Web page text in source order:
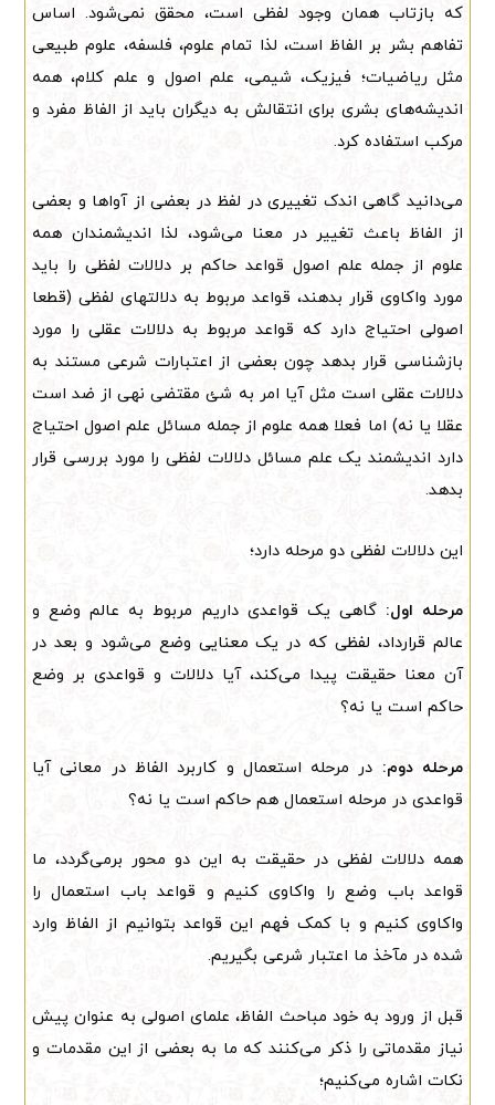
که بازتاب همان وجود لفظی است، محقق نمی‌شود. اساس
تفاهم بشر بر الفاظ است، لذا تمام علوم، فلسفه، علوم طبیعی
مثل ریاضیات؛ فیزیک، شیمی، علم اصول و علم کلام، همه
اندیشه‌های بشری برای انتقالش به دیگران باید از الفاظ مفرد و
مرکب استفاده کرد.
می‌دانید گاهی اندک تغییری در لفظ در بعضی از آواها و بعضی
از الفاظ باعث تغییر در معنا می‌شود، لذا اندیشمندان همه
علوم از جمله علم اصول قواعد حاکم بر دلالات لفظی را باید
مورد واکاوی قرار بدهند، قواعد مربوط به دلالتهای لفظی (قطعا
اصولی احتیاج دارد که قواعد مربوط به دلالات عقلی را مورد
بازشناسی قرار بدهد چون بعضی از اعتبارات شرعی مستند به
دلالات عقلی است مثل آیا امر به شئ مقتضی نهی از ضد است
عقلا یا نه) اما فعلا همه علوم از جمله مسائل علم اصول احتیاج
دارد اندیشمند یک علم مسائل دلالات لفظی را مورد بررسی قرار
بدهد.
این دلالات لفظی دو مرحله دارد؛
مرحله اول: گاهی یک قواعدی داریم مربوط به عالم وضع و
عالم قرارداد، لفظی که در یک معنایی وضع می‌شود و بعد در
آن معنا حقیقت پیدا می‌کند، آیا دلالات و قواعدی بر وضع
حاکم است یا نه؟
مرحله دوم: در مرحله استعمال و کاربرد الفاظ در معانی آیا
قواعدی در مرحله استعمال هم حاکم است یا نه؟
همه دلالات لفظی در حقیقت به این دو محور برمی‌گردد، ما
قواعد باب وضع را واکاوی کنیم و قواعد باب استعمال را
واکاوی کنیم و با کمک فهم این قواعد بتوانیم از الفاظ وارد
شده در مآخذ ما اعتبار شرعی بگیریم.
قبل از ورود به خود مباحث الفاظ، علمای اصولی به عنوان پیش
نیاز مقدماتی را ذکر می‌کنند که ما به بعضی از این مقدمات و
نکات اشاره می‌کنیم؛